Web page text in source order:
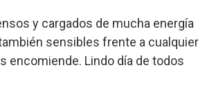
y cargados de mucha energía
sensibles frente a cualquier
encomiende. Lindo día de todos